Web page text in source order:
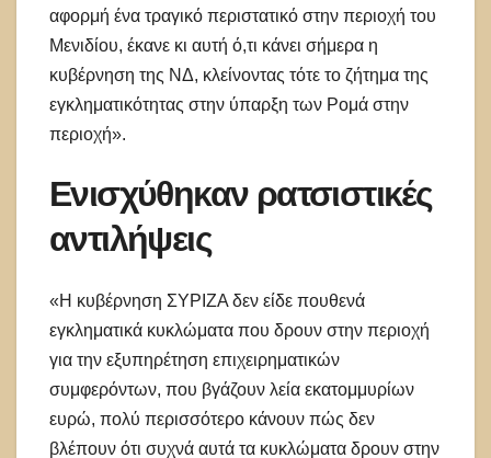
αφορμή ένα τραγικό περιστατικό στην περιοχή του
Μενιδίου, έκανε κι αυτή ό,τι κάνει σήμερα η
κυβέρνηση της ΝΔ, κλείνοντας τότε το ζήτημα της
εγκληματικότητας στην ύπαρξη των Ρομά στην
περιοχή».
Ενισχύθηκαν ρατσιστικές
αντιλήψεις
«Η κυβέρνηση ΣΥΡΙΖΑ δεν είδε πουθενά
εγκληματικά κυκλώματα που δρουν στην περιοχή
για την εξυπηρέτηση επιχειρηματικών
συμφερόντων, που βγάζουν λεία εκατομμυρίων
ευρώ, πολύ περισσότερο κάνουν πώς δεν
βλέπουν ότι συχνά αυτά τα κυκλώματα δρουν στην